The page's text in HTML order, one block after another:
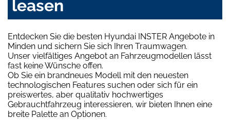
leasen
Entdecken Sie die besten Hyundai INSTER Angebote in
Minden und sichern Sie sich Ihren Traumwagen.
Unser vielfältiges Angebot an Fahrzeugmodellen lässt
fast keine Wünsche offen.
Ob Sie ein brandneues Modell mit den neuesten
technologischen Features suchen oder sich für ein
preiswertes, aber qualitativ hochwertiges
Gebrauchtfahrzeug interessieren, wir bieten Ihnen eine
breite Palette an Optionen.